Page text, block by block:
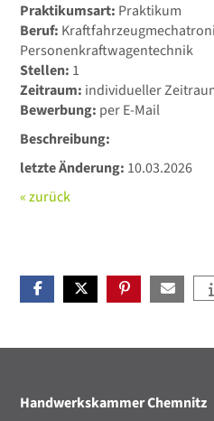
Praktikumsart: Praktikum
Beruf:
Personenkraftwagentechnik
Stellen: 1
Zeitraum: individueller
Bewerbung: per E-Mail
Beschreibung:
letzte Änderung: 10.03.2026
« zurück
Handwerkskammer Chemnitz